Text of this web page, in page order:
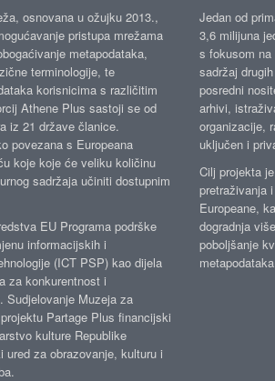
osnovana u ožujku 2013.,
pristupa mrežama
metapodataka,
terminologije, te
korisnicima s različitim
Athene Plus sastoji se od
iz 21 države članice.
povezana s Europeana
koje koje će veliku količinu
sadržaja učiniti dostupnim
EU Programa podrške
informacijskih i
(ICT PSP) kao dijela
za konkurentnost i
Sudjelovanje Muzeja za
Partage Plus financijski
kulture Republike
ured za obrazovanje, kulturu i
Jedan od
3,6 milijuna
s fokusom
sadržaj
posredni
arhivi,
organizacije,
uključen i
Cilj projekta
pretraživanja
Europeane,
dogradnja
poboljšanje